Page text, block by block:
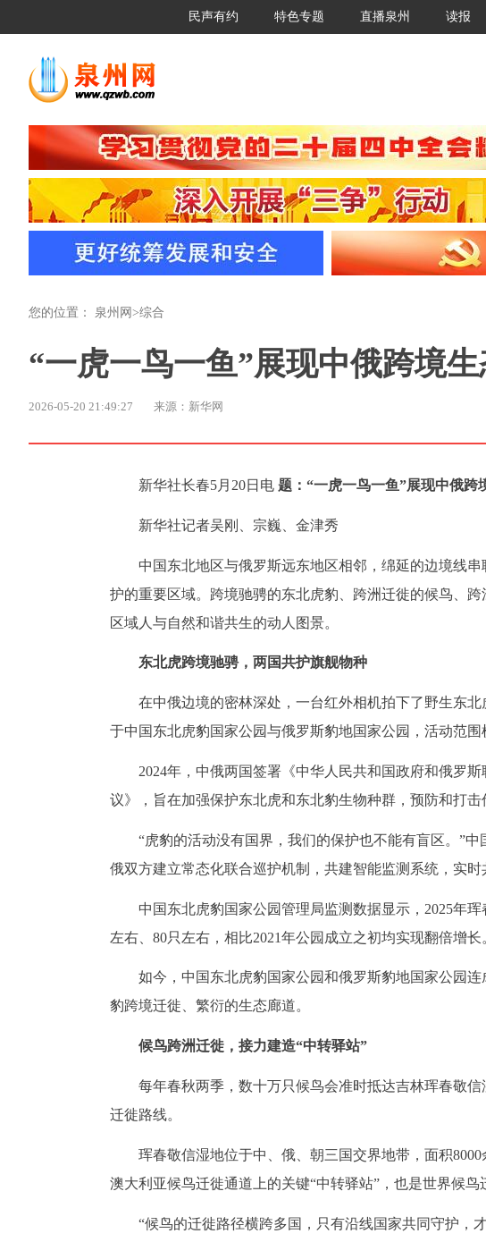
民声有约 特色专题 直播泉州 读报
您的位置： 泉州网 >综合
“一虎一鸟一鱼”展现中俄跨境
2026-05-20 21:49:27 来源：新华网
新华社长春5月20日电 题：“一虎一鸟一鱼”展现中俄跨
新华社记者吴刚、宗巍、金津秀
中国东北地区与俄罗斯远东地区相邻，绵延的边境线
护的重要区域。跨境驰骋的东北虎豹、跨洲迁徙的候鸟、
区域人与自然和谐共生的动人图景。
东北虎跨境驰骋，两国共护旗舰物种
在中俄边境的密林深处，一台红外相机拍下了野生东
于中国东北虎豹国家公园与俄罗斯豹地国家公园，活动范围
2024年，中俄两国签署《中华人民共和国政府和俄罗
议》，旨在加强保护东北虎和东北豹生物种群，预防和打击
“虎豹的活动没有国界，我们的保护也不能有盲区。”
俄双方建立常态化联合巡护机制，共建智能监测系统，实时
中国东北虎豹国家公园管理局监测数据显示，2025年
左右、80只左右，相比2021年公园成立之初均实现翻倍增长
如今，中国东北虎豹国家公园和俄罗斯豹地国家公园
豹跨境迁徙、繁衍的生态廊道。
候鸟跨洲迁徙，接力建造“中转驿站”
每年春秋两季，数十万只候鸟会准时抵达吉林珲春敬
迁徙路线。
珲春敬信湿地位于中、俄、朝三国交界地带，面积
澳大利亚候鸟迁徙通道上的关键“中转驿站”，也是世界候鸟
“候鸟的迁徙路径横跨多国，只有沿线国家共同守护，